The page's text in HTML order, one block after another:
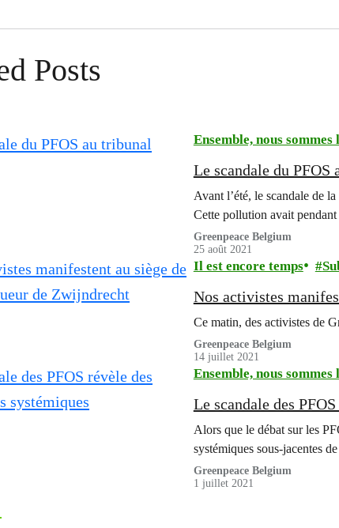
Posts
Ensemble, nous
Le scandale du PFOS
Avant l’été, le scandale de
Cette pollution avait
Greenpeace Belgium
25 août 2021
Il est encore temps
Nos activistes
Ce matin, des activistes de
Greenpeace Belgium
14 juillet 2021
Ensemble, nous
Le scandale des
Alors que le débat sur les
systémiques sous-jacentes
Greenpeace Belgium
1 juillet 2021